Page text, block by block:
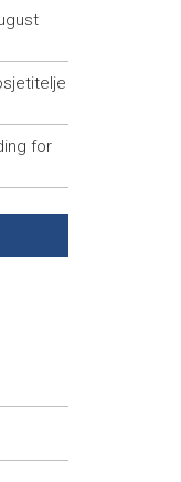
for
with
protiv